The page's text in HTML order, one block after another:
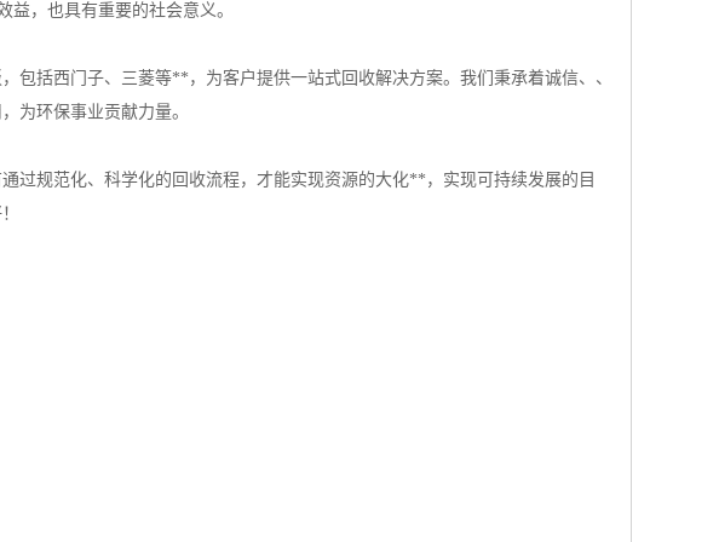
，也具有重要的社会意义。
包括西门子、三菱等**，为客户提供一站式回收解决方案。我们秉承着诚信、、
为环保事业贡献力量。
过规范化、科学化的回收流程，才能实现资源的大化**，实现可持续发展的目